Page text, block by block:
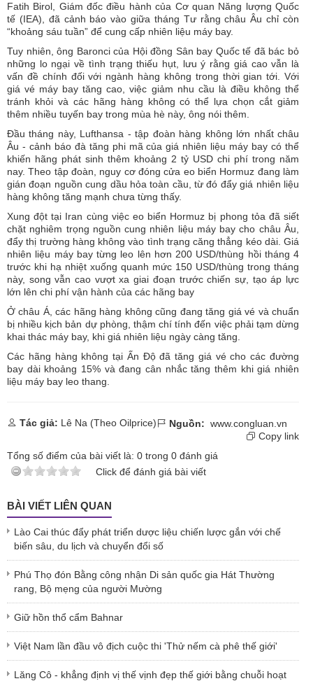
Fatih Birol, Giám đốc điều hành của Cơ quan Năng lượng Quốc
tế (IEA), đã cảnh báo vào giữa tháng Tư rằng châu Âu chỉ còn
“khoảng sáu tuần” để cung cấp nhiên liệu máy bay.
Tuy nhiên, ông Baronci của Hội đồng Sân bay Quốc tế đã bác bỏ
những lo ngại về tình trạng thiếu hụt, lưu ý rằng giá cao vẫn là
vấn đề chính đối với ngành hàng không trong thời gian tới. Với
giá vé máy bay tăng cao, việc giảm nhu cầu là điều không thể
tránh khỏi và các hãng hàng không có thể lựa chọn cắt giảm
thêm nhiều tuyến bay trong mùa hè này, ông nói thêm.
Đầu tháng này, Lufthansa - tập đoàn hàng không lớn nhất châu
Âu - cảnh báo đà tăng phi mã của giá nhiên liệu máy bay có thể
khiến hãng phát sinh thêm khoảng 2 tỷ USD chi phí trong năm
nay. Theo tập đoàn, nguy cơ đóng cửa eo biển Hormuz đang làm
gián đoạn nguồn cung dầu hỏa toàn cầu, từ đó đẩy giá nhiên liệu
hàng không tăng mạnh chưa từng thấy.
Xung đột tại Iran cùng việc eo biển Hormuz bị phong tỏa đã siết
chặt nghiêm trọng nguồn cung nhiên liệu máy bay cho châu Âu,
đẩy thị trường hàng không vào tình trạng căng thẳng kéo dài. Giá
nhiên liệu máy bay từng leo lên hơn 200 USD/thùng hồi tháng 4
trước khi hạ nhiệt xuống quanh mức 150 USD/thùng trong tháng
này, song vẫn cao vượt xa giai đoạn trước chiến sự, tạo áp lực
lớn lên chi phí vận hành của các hãng bay
Ở châu Á, các hãng hàng không cũng đang tăng giá vé và chuẩn
bị nhiều kịch bản dự phòng, thậm chí tính đến việc phải tạm dừng
khai thác máy bay, khi giá nhiên liệu ngày càng tăng.
Các hãng hàng không tại Ấn Độ đã tăng giá vé cho các đường
bay dài khoảng 15% và đang cân nhắc tăng thêm khi giá nhiên
liệu máy bay leo thang.
Tác giả: Lê Na (Theo Oilprice) Nguồn: www.congluan.vn
Copy link
Tổng số điểm của bài viết là: 0 trong 0 đánh giá
Click để đánh giá bài viết
BÀI VIẾT LIÊN QUAN
Lào Cai thúc đẩy phát triển dược liệu chiến lược gắn với chế
biến sâu, du lịch và chuyển đổi số
Phú Thọ đón Bằng công nhận Di sản quốc gia Hát Thường
rang, Bộ mẹng của người Mường
Giữ hồn thổ cẩm Bahnar
Việt Nam lần đầu vô địch cuộc thi 'Thử nếm cà phê thế giới'
Lăng Cô - khẳng định vị thế vịnh đẹp thế giới bằng chuỗi hoạt